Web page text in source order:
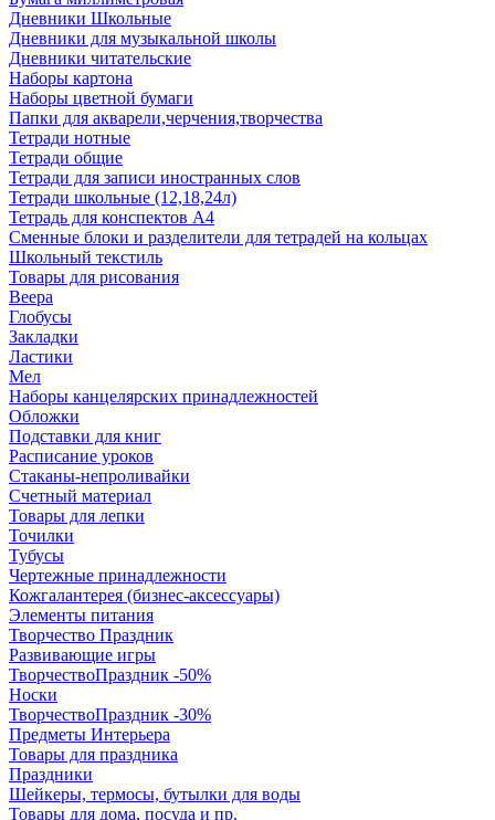
Дневники Школьные
Дневники для музыкальной школы
Дневники читательские
Наборы картона
Наборы цветной бумаги
Папки для акварели,черчения,творчества
Тетради нотные
Тетради общие
Тетради для записи иностранных слов
Тетради школьные (12,18,24л)
Тетрадь для конспектов А4
Сменные блоки и разделители для тетрадей на кольцах
Школьный текстиль
Товары для рисования
Веера
Глобусы
Закладки
Ластики
Мел
Наборы канцелярских принадлежностей
Обложки
Подставки для книг
Расписание уроков
Стаканы-непроливайки
Счетный материал
Товары для лепки
Точилки
Тубусы
Чертежные принадлежности
Кожгалантерея (бизнес-аксессуары)
Элементы питания
Творчество Праздник
Развивающие игры
ТворчествоПраздник -50%
Носки
ТворчествоПраздник -30%
Предметы Интерьера
Товары для праздника
Праздники
Шейкеры, термосы, бутылки для воды
Товары для дома, посуда и пр.